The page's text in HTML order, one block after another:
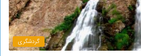
گردشگری